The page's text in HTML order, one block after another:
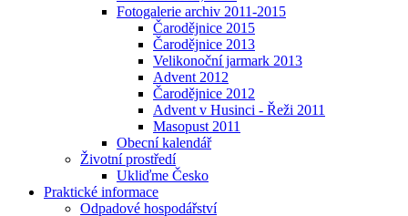
Fotogalerie archiv 2011-2015
Čarodějnice 2015
Čarodějnice 2013
Velikonoční jarmark 2013
Advent 2012
Čarodějnice 2012
Advent v Husinci - Řeži 2011
Masopust 2011
Obecní kalendář
Životní prostředí
Ukliďme Česko
Praktické informace
Odpadové hospodářství